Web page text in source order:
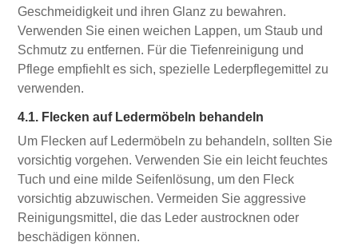
Geschmeidigkeit und ihren Glanz zu bewahren.
Verwenden Sie einen weichen Lappen, um Staub und
Schmutz zu entfernen. Für die Tiefenreinigung und
Pflege empfiehlt es sich, spezielle Lederpflegemittel zu
verwenden.
4.1. Flecken auf Ledermöbeln behandeln
Um Flecken auf Ledermöbeln zu behandeln, sollten Sie
vorsichtig vorgehen. Verwenden Sie ein leicht feuchtes
Tuch und eine milde Seifenlösung, um den Fleck
vorsichtig abzuwischen. Vermeiden Sie aggressive
Reinigungsmittel, die das Leder austrocknen oder
beschädigen können.